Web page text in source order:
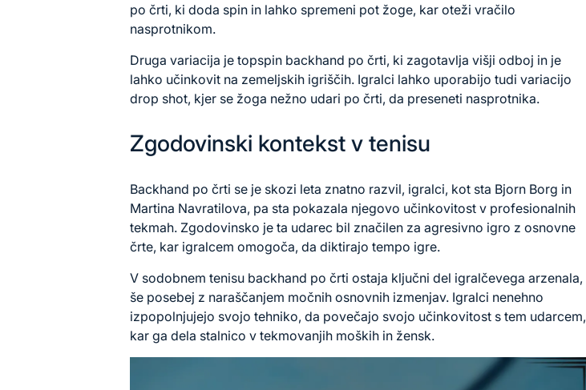
po črti, ki doda spin in lahko spremeni pot žoge, kar oteži vračilo
nasprotnikom.
Druga variacija je topspin backhand po črti, ki zagotavlja višji odboj in je
lahko učinkovit na zemeljskih igriščih. Igralci lahko uporabijo tudi variacijo
drop shot, kjer se žoga nežno udari po črti, da preseneti nasprotnika.
Zgodovinski kontekst v tenisu
Backhand po črti se je skozi leta znatno razvil, igralci, kot sta Bjorn Borg in
Martina Navratilova, pa sta pokazala njegovo učinkovitost v profesionalnih
tekmah. Zgodovinsko je ta udarec bil značilen za agresivno igro z osnovne
črte, kar igralcem omogoča, da diktirajo tempo igre.
V sodobnem tenisu backhand po črti ostaja ključni del igralčevega arzenala,
še posebej z naraščanjem močnih osnovnih izmenjav. Igralci nenehno
izpopolnjujejo svojo tehniko, da povečajo svojo učinkovitost s tem udarcem,
kar ga dela stalnico v tekmovanjih moških in žensk.